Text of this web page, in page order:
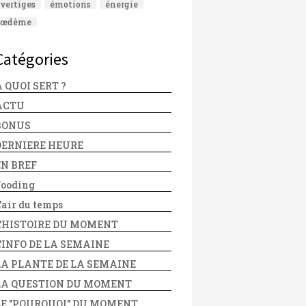
vertiges émotions
énergie
œdème
QUOI SERT ?
HEURE
BREF
du temps
DU MOMENT
DE LA SEMAINE
PLANTE DE LA SEMAINE
QUESTION DU MOMENT